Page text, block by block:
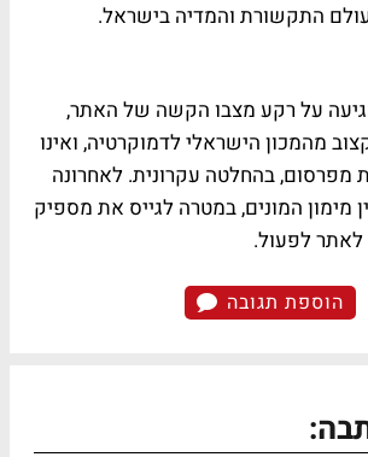
התקשורת והמדיה בישראל.
על רקע מצבו הקשה של האתר,
מהמכון הישראלי לדמוקרטיה, ואינו
בהחלטה עקרונית. לאחרונה
מימון המונים, במטרה לגייס את מספיק
לפעול.
הוספת תגובה